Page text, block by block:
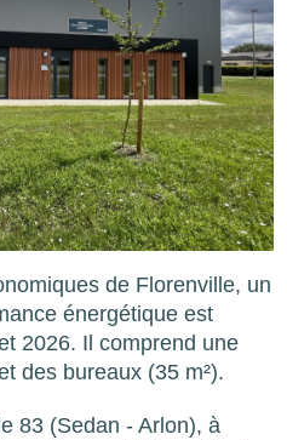
de Florenville, un
énergétique est
2026. Il comprend une
des bureaux (35 m²).
83 (Sedan - Arlon), à